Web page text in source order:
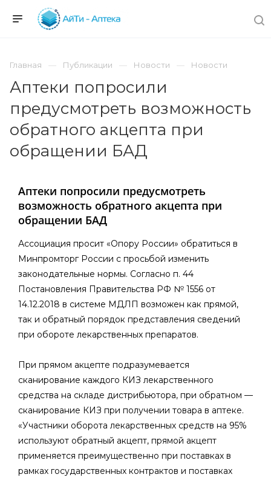
Главная Публикации Новости Новости
Аптеки попросили
предусмотреть возможность
обратного акцепта при
обращении БАД
Аптеки попросили предусмотреть
возможность обратного акцепта при
обращении БАД
Ассоциация просит «Опору России» обратиться в
Минпромторг России с просьбой изменить
законодательные нормы. Согласно п. 44
Постановления Правительства РФ № 1556 от
14.12.2018 в системе МДЛП возможен как прямой,
так и обратный порядок представления сведений
при обороте лекарственных препаратов.
При прямом акцепте подразумевается
сканирование каждого КИЗ лекарственного
средства на складе дистрибьютора, при обратном —
сканирование КИЗ при получении товара в аптеке.
«Участники оборота лекарственных средств на 95%
используют обратный акцепт, прямой акцепт
применяется преимущественно при поставках в
рамках государственных контрактов и поставках